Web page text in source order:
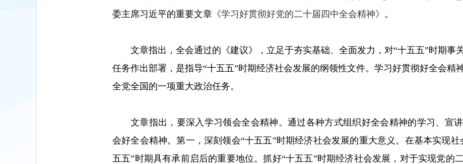
委主席习近平的重要文章 《学习好贯彻好党的二十届四中全会精神》 。
文章指出，全会通过的《建议》，立足于夯实基础、全面发力，对“十五五”时期事
任务作出部署，是指导“十五五”时期经济社会发展的纲领性文件。学习好贯彻好全会精
全党全国的一项重大政治任务。
文章指出，要深入学习领会全会精神。通过各种方式组织好全会精神的学习、宣
会好全会精神。第一，深刻领会“十五五”时期经济社会发展的重大意义。在基本实现
五五”时期具有承前启后的重要地位。抓好“十五五”时期经济社会发展，对于实现党的